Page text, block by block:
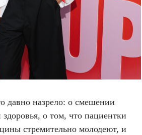
давно назрело: о смешении
о том, что пациентки
стремительно молодеют, и